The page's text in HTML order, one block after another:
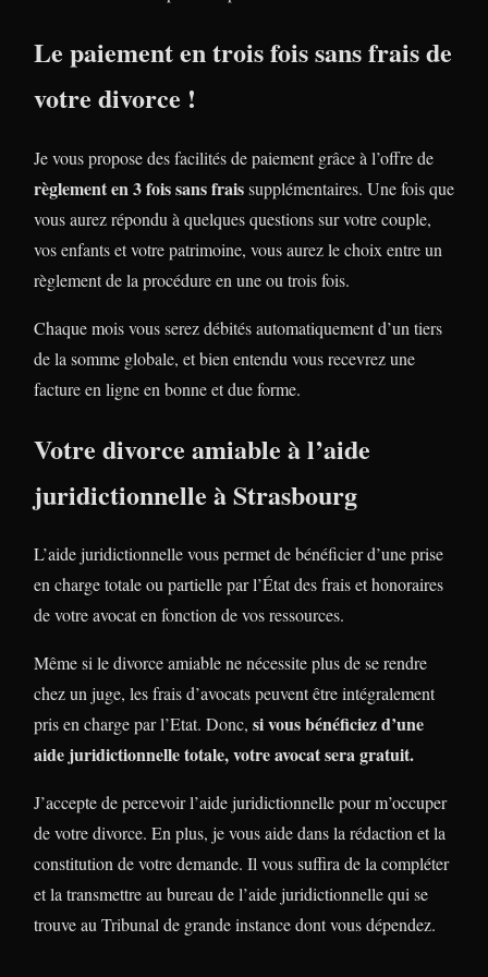
Le paiement en trois fois sans frais de
votre divorce !
Je vous propose des facilités de paiement grâce à l’offre de
règlement en 3 fois sans fraissupplémentaires. Une fois que
vous aurez répondu à quelques questions sur votre couple,
vos enfants et votre patrimoine, vous aurez le choix entre un
règlement de la procédure en une ou trois fois.
Chaque mois vous serez débités automatiquement d’un tiers
de la somme globale, et bien entendu vous recevrez une
facture en ligne en bonne et due forme.
Votre divorce amiable à l’aide
juridictionnelle à Strasbourg
L’aide juridictionnelle vous permet de bénéficier d’une prise
en charge totale ou partielle par l’État des frais et honoraires
de votre avocat en fonction de vos ressources.
Même si le divorce amiable ne nécessite plus de se rendre
chez un juge, les frais d’avocats peuvent être intégralement
pris en charge par l’Etat. Donc, si vous bénéficiez d’une
aide juridictionnelle totale, votre avocat sera gratuit.
J’accepte de percevoir l’aide juridictionnelle pour m’occuper
de votre divorce. En plus, je vous aide dans la rédaction et la
constitution de votre demande. Il vous suffira de la compléter
et la transmettre au bureau de l’aide juridictionnelle qui se
trouve au Tribunal de grande instance dont vous dépendez.